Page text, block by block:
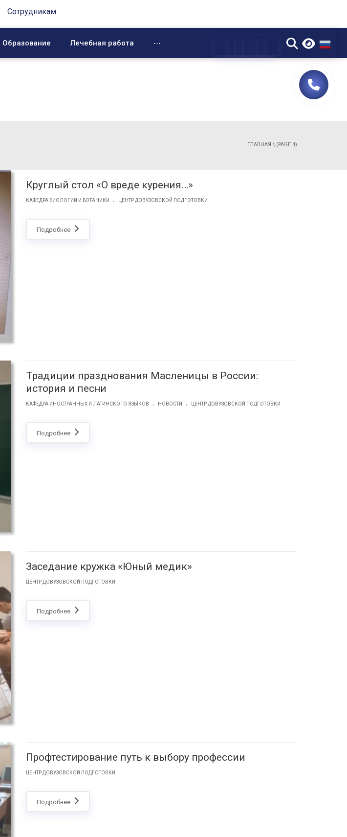
Сотрудникам
Образование Лечебная работа ⋯ ▼
ГЛАВНАЯ \ (PAGE 4)
Круглый стол «О вреде курения…»
КАФЕДРА БИОЛОГИИ И БОТАНИКИ . ЦЕНТР ДОВУЗОВСКОЙ ПОДГОТОВКИ
Подробнее
Традиции празднования Масленицы в России:
история и песни
КАФЕДРА ИНОСТРАННЫХ И ЛАТИНСКОГО ЯЗЫКОВ . НОВОСТИ . ЦЕНТР ДОВУЗОВСКОЙ ПОДГОТОВКИ
Подробнее
Заседание кружка «Юный медик»
ЦЕНТР ДОВУЗОВСКОЙ ПОДГОТОВКИ
Подробнее
Профтестирование путь к выбору профессии
ЦЕНТР ДОВУЗОВСКОЙ ПОДГОТОВКИ
Подробнее